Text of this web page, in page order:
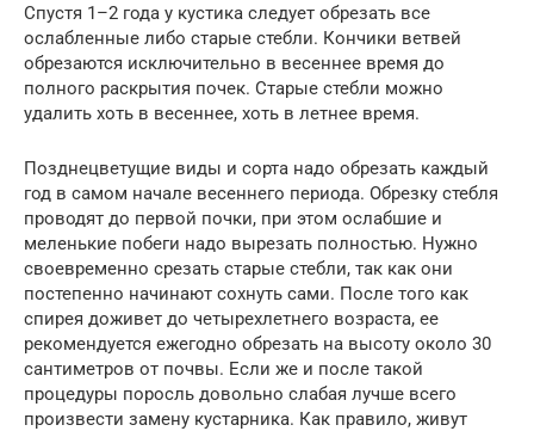
Спустя 1–2 года у кустика следует обрезать все
ослабленные либо старые стебли. Кончики ветвей
обрезаются исключительно в весеннее время до
полного раскрытия почек. Старые стебли можно
удалить хоть в весеннее, хоть в летнее время.
Позднецветущие виды и сорта надо обрезать каждый
год в самом начале весеннего периода. Обрезку стебля
проводят до первой почки, при этом ослабшие и
меленькие побеги надо вырезать полностью. Нужно
своевременно срезать старые стебли, так как они
постепенно начинают сохнуть сами. После того как
спирея доживет до четырехлетнего возраста, ее
рекомендуется ежегодно обрезать на высоту около 30
сантиметров от почвы. Если же и после такой
процедуры поросль довольно слабая лучше всего
произвести замену кустарника. Как правило, живут